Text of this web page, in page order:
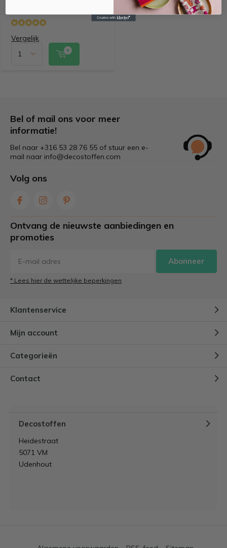
Vergelijk
Bel of mail ons voor meer
informatie!
Bel naar +316 53 28 76 55 of stuur een e-
mail naar info@decostoffen.com
Volg ons
Ontvang de nieuwste aanbiedingen en
promoties
Abonneer
* Lees hier de wettelijke beperkingen
Klantenservice
Mijn account
Categorieën
Contact
Decostoffen
Heidestraat
5071 VM
Udenhout